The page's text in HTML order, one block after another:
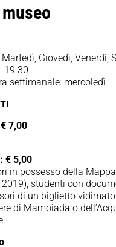
Martedì, Giovedì, Venerdì,
19.30
settimanale: mercoledì
7,00
€ 5,00
in possesso della
studenti con
di un biglietto
di Mamoiada o